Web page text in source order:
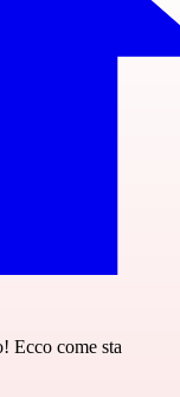
Ecco come sta